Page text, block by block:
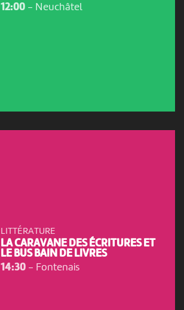
12:00- Neuchâtel
LITTÉRATURE
LA CARAVANE DES ÉCRITURES ET
LE BUS BAIN DE LIVRES
14:30- Fontenais